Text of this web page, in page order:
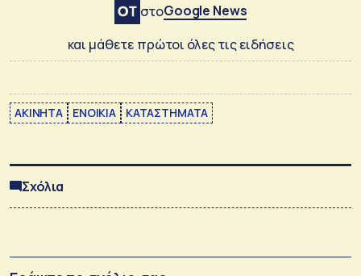
στοGoogle News
και μάθετε πρώτοι όλες τις ειδήσεις
ΑΚΙΝΗΤΑ ΕΝΟΙΚΙΑ ΚΑΤΑΣΤΗΜΑΤΑ
Σχόλια